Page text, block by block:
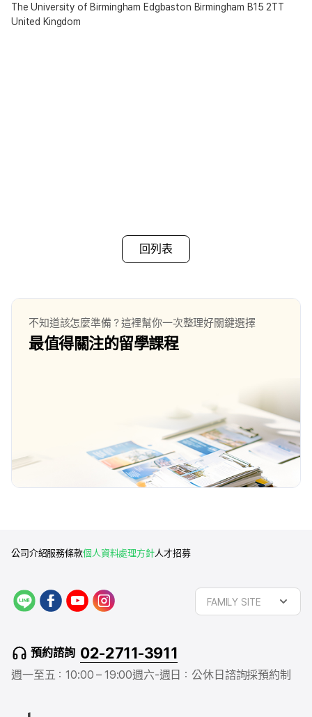
The University of Birmingham Edgbaston Birmingham B15 2TT
United Kingdom
回列表
不知道該怎麼準備？這裡幫你一次整理好關鍵選擇
最值得關注的留學課程
公司介紹服務條款個人資料處理方針人才招募
L
f
a
b
o
y
o
u
e
a
r
FAMILY SITE
預約諮詢 02-2711-3911
週一至五：10:00 – 19:00週六-週日：公休日 諮詢採預約制